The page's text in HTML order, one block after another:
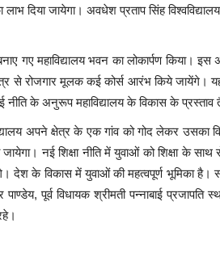
लाभ दिया जायेगा। अवधेश प्रताप सिंह
गए महाविद्यालय भवन का लोकार्पण किया।
सत्र से रोजगार मूलक कई कोर्स आरंभ किये जायेंगे।
नीति के अनुरूप महाविद्यालय के विकास के
अपने क्षेत्र के एक गांव को गोद लेकर
जायेगा। नई शिक्षा नीति में युवाओं को शिक्षा के
देश के विकास में युवाओं की महत्वपूर्ण भूमिका है।
पूर्व विधायक श्रीमती पन्नाबाई प्रजापति